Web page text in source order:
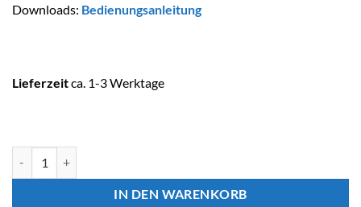
Downloads: Bedienungsanleitung
Lieferzeitca. 1-3 Werktage
IN DEN WARENKORB